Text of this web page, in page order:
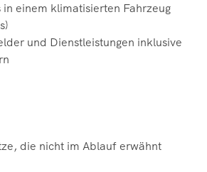
in einem klimatisierten Fahrzeug
und Dienstleistungen inklusive
die nicht im Ablauf erwähnt